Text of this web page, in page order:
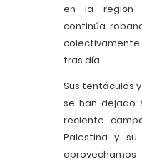
en la región
continúa
tras día.
Sus tentáculos
se han dejado
reciente
Palestina y su